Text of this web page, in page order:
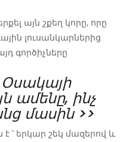
այն շքեղ կորը, որը
լուսանկարներից
գործիչները
Օսակայի
ամենը, ինչ
մասին >>
՝ երկար շեկ մազերով և